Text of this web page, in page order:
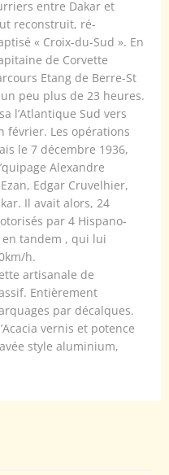
entre Dakar et
reconstruit, ré-
« Croix-du-Sud ». En
de Corvette
Etang de Berre-St
peu plus de 23 heures.
l’Atlantique Sud vers
février. Les opérations
le 7 décembre 1936,
Alexandre
Edgar Cruvelhier,
Il avait alors, 24
par 4 Hispano-
en tandem , qui lui
h.
artisanale de
Entièrement
par décalques.
vernis et potence
style aluminium,